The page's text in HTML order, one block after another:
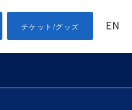
チケット/グッズ EN